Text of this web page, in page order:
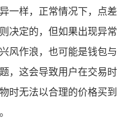
一样，正常情况下，点差
决定的，但如果出现异常
风作浪，也可能是钱包与
，这会导致用户在交易时
时无法以合理的价格买到